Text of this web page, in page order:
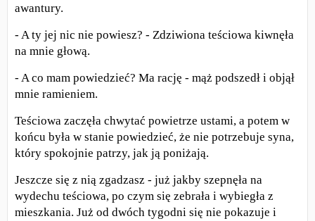
awantury.
- A ty jej nic nie powiesz? - Zdziwiona teściowa kiwnęła
na mnie głową.
- A co mam powiedzieć? Ma rację - mąż podszedł i objął
mnie ramieniem.
Teściowa zaczęła chwytać powietrze ustami, a potem w
końcu była w stanie powiedzieć, że nie potrzebuje syna,
który spokojnie patrzy, jak ją poniżają.
Jeszcze się z nią zgadzasz - już jakby szepnęła na
wydechu teściowa, po czym się zebrała i wybiegła z
mieszkania. Już od dwóch tygodni się nie pokazuje i